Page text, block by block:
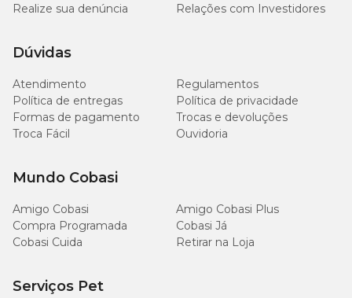
Vitamina B6
0,98
mg
Vitamina B9
Realize sua denúncia
Relações com Investidores
Dúvidas
Atendimento
Regulamentos
Política de entregas
Política de privacidade
Formas de pagamento
Trocas e devoluções
Troca Fácil
Ouvidoria
Mundo Cobasi
Amigo Cobasi
Amigo Cobasi Plus
Compra Programada
Cobasi Já
Cobasi Cuida
Retirar na Loja
Serviços Pet